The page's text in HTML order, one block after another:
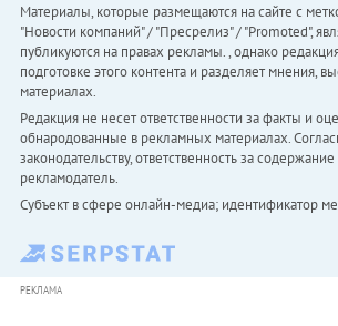
Материалы, которые размещаются на сайте с
"Новости компаний" / "Пресрелиз" / "Promoted",
публикуются на правах рекламы. , однако
подготовке этого контента и разделяет мнения,
материалах.
Редакция не несет ответственности за факты и
обнародованные в рекламных материалах.
законодательству, ответственность за
рекламодатель.
Субъект в сфере онлайн-медиа; идентификатор
РЕКЛАМА